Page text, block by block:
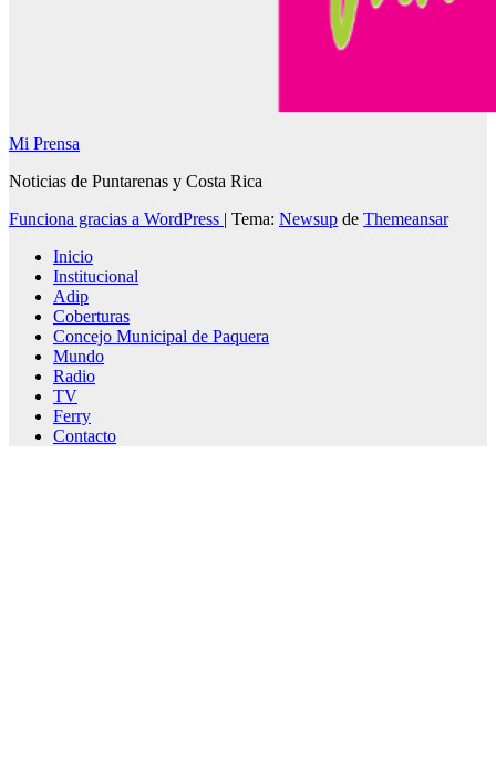
Mi Prensa
Noticias de Puntarenas y Costa Rica
Funciona gracias a WordPress | Tema: Newsup de Themeansar
Inicio
Institucional
Adip
Coberturas
Concejo Municipal de Paquera
Mundo
Radio
TV
Ferry
Contacto